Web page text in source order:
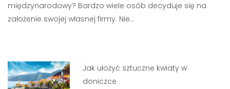
międzynarodowy? Bardzo wiele osób decyduje się na
założenie swojej własnej firmy. Nie…
Jak ułożyć sztuczne kwiaty w
doniczce